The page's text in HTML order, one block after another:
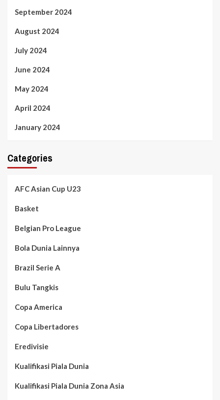
September 2024
August 2024
July 2024
June 2024
May 2024
April 2024
January 2024
Categories
AFC Asian Cup U23
Basket
Belgian Pro League
Bola Dunia Lainnya
Brazil Serie A
Bulu Tangkis
Copa America
Copa Libertadores
Eredivisie
Kualifikasi Piala Dunia
Kualifikasi Piala Dunia Zona Asia